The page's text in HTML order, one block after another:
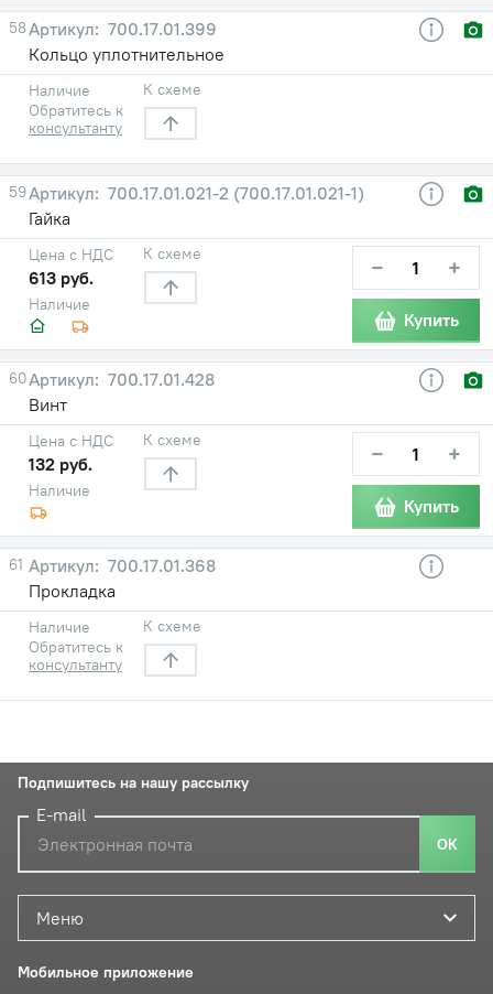
58
700.17.01.399
Кольцо уплотнительное
Наличие
Обратитесь к
консультанту
К схеме
59
700.17.01.021-2 (700.17.01.021-1)
Гайка
Наличие
Цена с НДС
613 руб.
К схеме − +
Купить
60
700.17.01.428
Винт
Наличие
Цена с НДС
132 руб.
К схеме − +
Купить
61
700.17.01.368
Прокладка
Наличие
Обратитесь к
консультанту
К схеме
Меню
Мобильное приложение
Подпишитесь на нашу рассылку
E-mail
ОК